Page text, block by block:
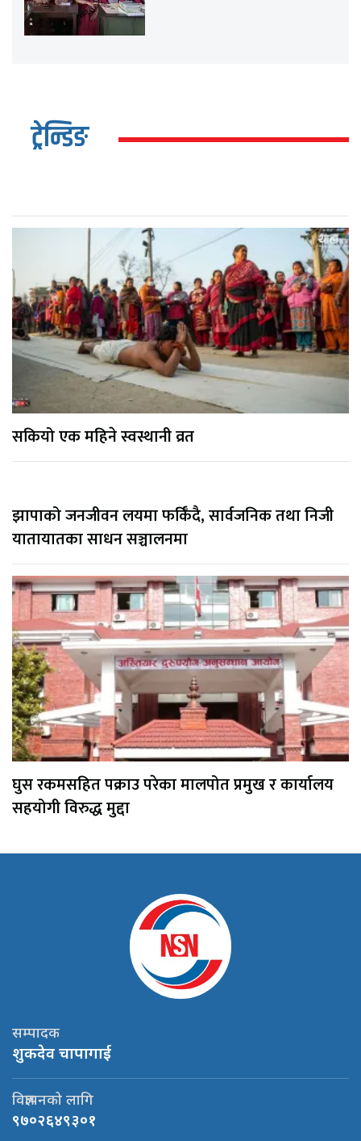
ट्रेन्डिङ
सकियो एक महिने स्वस्थानी व्रत
झापाको जनजीवन लयमा फर्किँदै, सार्वजनिक तथा निजी
यातायातका साधन सञ्चालनमा
घुस रकमसहित पक्राउ परेका मालपोत प्रमुख र कार्यालय
सहयोगी विरुद्ध मुद्दा
सम्पादक
शुकदेव चापागाई
विज्ञापनको लागि
९७०२६४९३०१